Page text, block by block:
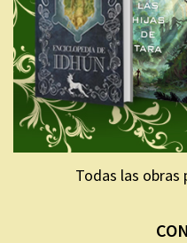
Todas las obras